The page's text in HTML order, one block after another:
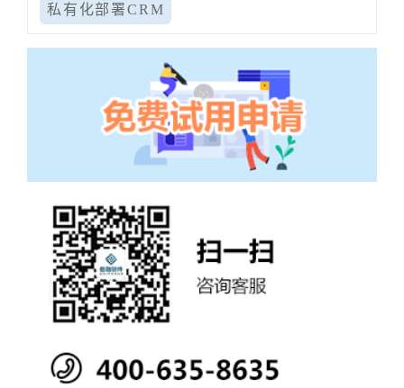
私有化部署CRM